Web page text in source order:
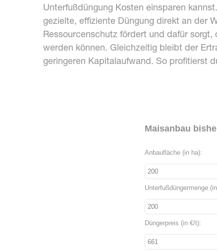
Unterfußdüngung Kosten einsparen
gezielte, effiziente Düngung direkt an der
Ressourcenschutz fördert und dafür
werden können. Gleichzeitig bleibt der
geringeren Kapitalaufwand. So profitierst
Maisanbau
Anbaufläche (in ha):
Unterfußdüngermenge
Düngerpreis (in €/t):